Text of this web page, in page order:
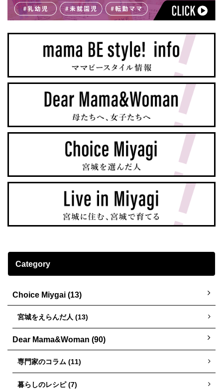
Category
Choice Miygai (13)
宮城をえらんだ人 (13)
Dear Mama&Woman (90)
専門家のコラム (11)
暮らしのレシピ (7)